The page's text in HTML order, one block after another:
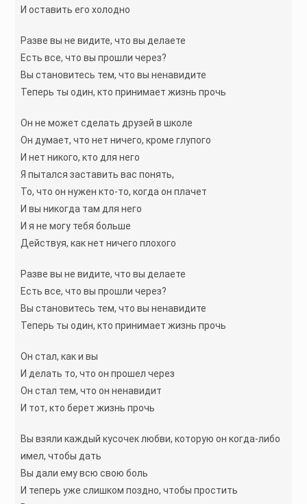
И оставить его холодно
Разве вы не видите, что вы делаете
Есть все, что вы прошли через?
Вы становитесь тем, что вы ненавидите
Теперь ты один, кто принимает жизнь прочь
Он не может сделать друзей в школе
Он думает, что нет ничего, кроме глупого
И нет никого, кто для него
Я пытался заставить вас понять,
То, что он нужен кто-то, когда он плачет
И вы никогда там для него
И я не могу тебя больше
Действуя, как нет ничего плохого
Разве вы не видите, что вы делаете
Есть все, что вы прошли через?
Вы становитесь тем, что вы ненавидите
Теперь ты один, кто принимает жизнь прочь
Он стал, как и вы
И делать то, что он прошел через
Он стал тем, что он ненавидит
И тот, кто берет жизнь прочь
Вы взяли каждый кусочек любви, которую он когда-либо
имел, чтобы дать
Вы дали ему всю свою боль
И теперь уже слишком поздно, чтобы простить